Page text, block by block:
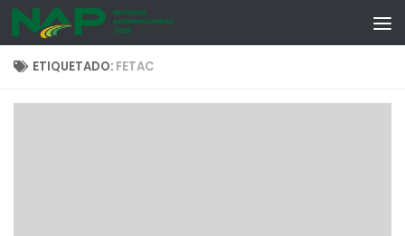
Skip to content
ETIQUETADO: FETAC